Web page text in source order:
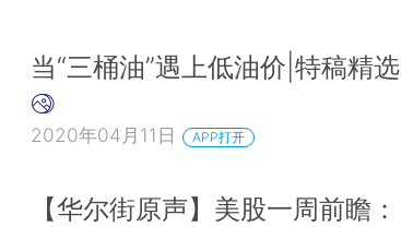
当“三桶油”遇上低油价|特稿精选
2020年04月11日 APP打开
【华尔街原声】美股一周前瞻：